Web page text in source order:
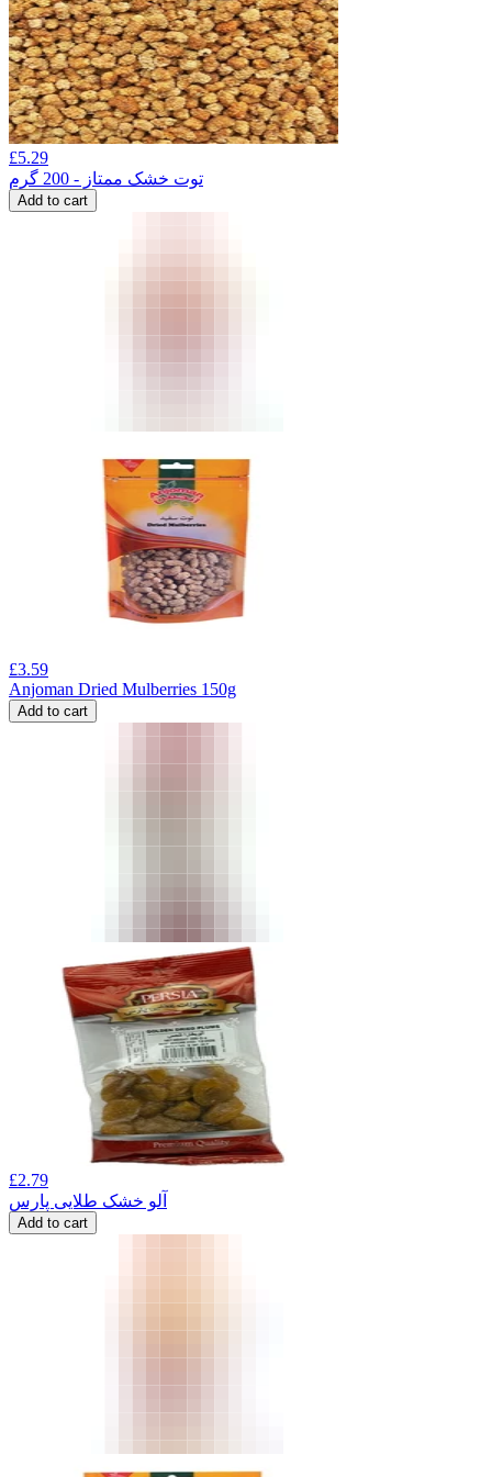
£5.29
توت خشک ممتاز - 200 گرم
Add to cart
£3.59
Anjoman Dried Mulberries 150g
Add to cart
£2.79
آلو خشک طلایی پارس
Add to cart